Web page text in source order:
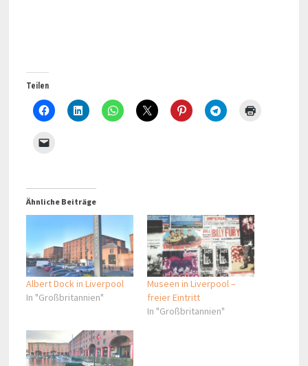
Teilen
Ähnliche Beiträge
Albert Dock in Liverpool
In "Großbritannien"
Museen in Liverpool –
freier Eintritt
In "Großbritannien"